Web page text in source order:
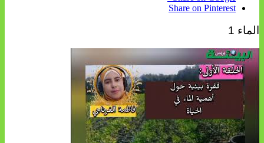
Share on Pinterest
الماء 1